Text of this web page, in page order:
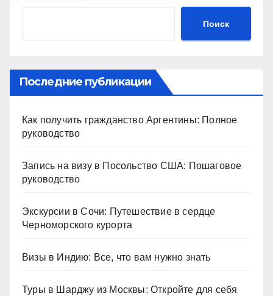
Поиск
Последние публикации
Как получить гражданство Аргентины: Полное
руководство
Запись на визу в Посольство США: Пошаговое
руководство
Экскурсии в Сочи: Путешествие в сердце
Черноморского курорта
Визы в Индию: Все, что вам нужно знать
Туры в Шарджу из Москвы: Откройте для себя